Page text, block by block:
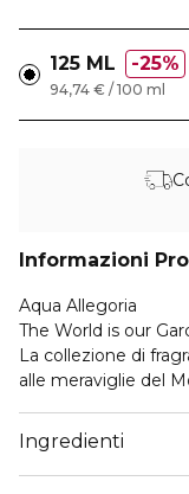
125 ML 25%
94,74 € / 100 ml
Informazioni
Aqua Allegoria
The World is our
La collezione di
alle meraviglie del
d'eccezione
La polpa succosa e
Ingredienti